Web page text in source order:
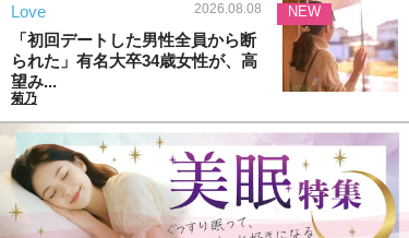
Love 2026.08.08
「初回デートした男性全員から断
られた」有名大卒34歳女性が、高
望み...
菊乃
NEW